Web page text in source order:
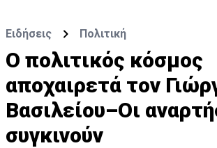
Ειδήσεις Πολιτική
Ο πολιτικός κόσμος
αποχαιρετά τον
Βασιλείου–Οι
συγκινούν